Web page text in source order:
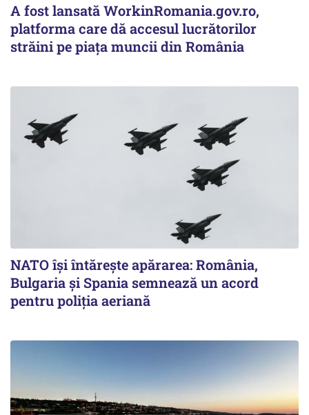
A fost lansată WorkinRomania.gov.ro,
platforma care dă accesul lucrătorilor
străini pe piața muncii din România
NATO își întărește apărarea: România,
Bulgaria și Spania semnează un acord
pentru poliția aeriană